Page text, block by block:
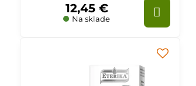
Na sklade
12,45 €